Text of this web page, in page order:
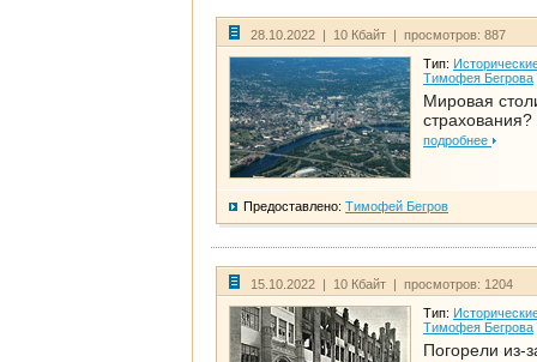
28.10.2022 | 10 Кбайт | просмотров: 887
Тип:
Тимофея Бегрова
Мировая
страхования?
подробнее
Предоставлено: Тимофей Бегров
15.10.2022 | 10 Кбайт | просмотров: 1204
Тип:
Тимофея Бегрова
Погорели из-